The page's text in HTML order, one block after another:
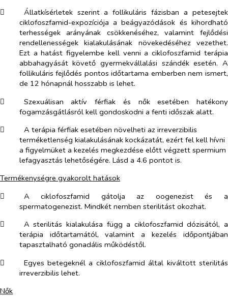
​
Állatkísérletek szerint a follikuláris fázisban a petesejtek
ciklofoszfamid-expozíciója a beágyazódások és kihordható
terhességek arányának csökkenéséhez, valamint fejlődési
rendellenességek kialakulásának növekedéséhez vezethet.
Ezt a hatást figyelembe kell venni a ciklofoszfamid terápia
abbahagyását követő gyermekvállalási szándék esetén. A
follikuláris fejlődés pontos időtartama emberben nem ismert,
de 12 hónapnál hosszabb is lehet.
​
Szexuálisan aktív férfiak és nők esetében hatékony
fogamzásgátlásról kell gondoskodni a fenti időszak alatt.
​
A terápia férfiak esetében növelheti az irreverzibilis
terméketlenség kialakulásának kockázatát, ezért fel kell hívni
a figyelmüket a kezelés megkezdése előtt végzett spermium
lefagyasztás lehetőségére. Lásd a 4.6 pontot is.
Termékenységre gyakorolt hatások
​
A ciklofoszfamid gátolja az oogenezist és a
spermatogenezist. Mindkét nemben sterilitást okozhat.
​
A sterilitás kialakulása függ a ciklofoszfamid dózisától, a
terápia időtartamától, valamint a kezelés időpontjában
tapasztalható gonadális működéstől.
​
Egyes betegeknél a ciklofoszfamid által kiváltott sterilitás
irreverzibilis lehet.
Nők